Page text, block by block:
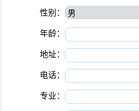
性别：
年龄：
地址：
电话：
专业：